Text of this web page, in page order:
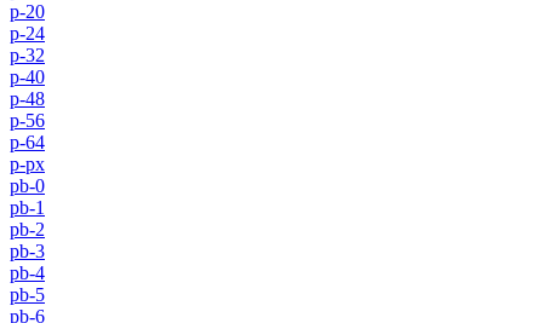
p-20
p-24
p-32
p-40
p-48
p-56
p-64
p-px
pb-0
pb-1
pb-2
pb-3
pb-4
pb-5
pb-6